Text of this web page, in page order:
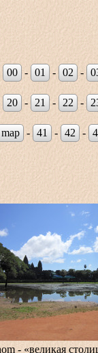
00 - 01 - 02 -
20 - 21 - 22 -
map - 41 - 42 -
- «великая